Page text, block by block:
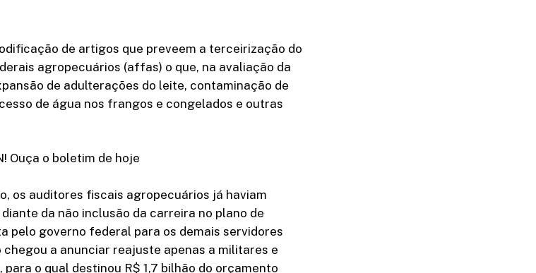
de artigos que preveem a terceirização do
agropecuários (affas) o que, na avaliação da
de adulterações do leite, contaminação de
de água nos frangos e congelados e outras
Ouça o boletim de hoje
os auditores fiscais agropecuários já haviam
da não inclusão da carreira no plano de
pelo governo federal para os demais servidores
a anunciar reajuste apenas a militares e
o qual destinou R$ 1,7 bilhão do orçamento